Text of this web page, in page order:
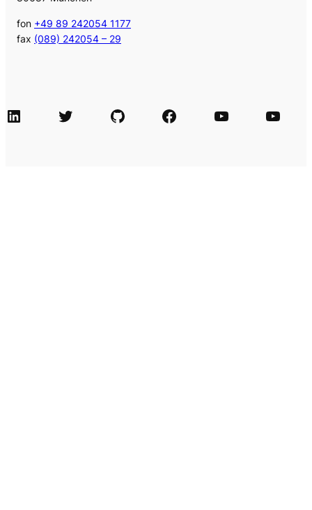
fon +49 89 242054 1177
fax (089) 242054 – 29
LinkedIn Twitter GitHub Facebook Agile Videos Tech-Videos